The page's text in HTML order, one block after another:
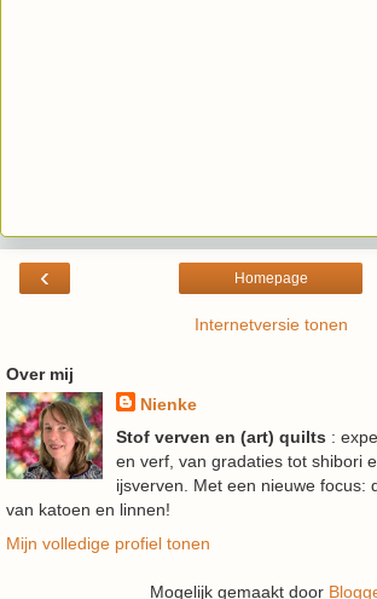
‹ Homepage
Internetversie tonen
Over mij
Nienke
Stof verven en (art) quilts :
en verf, van gradaties tot shibori
ijsverven. Met een nieuwe focus:
van katoen en linnen!
Mijn volledige profiel tonen
Mogelijk gemaakt door